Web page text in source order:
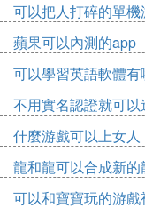
使命召喚6現代戰
的,FPS之王!!!
使命召喚7 (二戰
求生之路2 ,Valve
半條命1,2 ,也是
地鐵2033 ,氣氛令
孤島危機1及資料
置不太高
孤島危機2 ,和1差
可以把人打碎的單機
蘋果可以內測的app
可以學習英語軟體有
app
不用實名認證就可以
的游戲
什麼游戲可以上女人
龍和龍可以合成新的
戲
可以和寶寶玩的游戲